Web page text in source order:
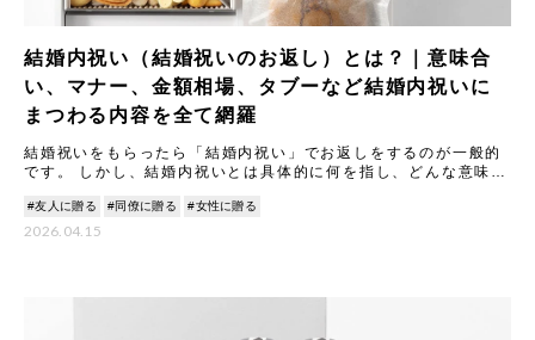
結婚内祝い（結婚祝いのお返し）とは？｜意味合
い、マナー、金額相場、タブーなど結婚内祝いに
まつわる内容を全て網羅
結婚祝いをもらったら「結婚内祝い」でお返しをするのが一般的
です。 しかし、結婚内祝いとは具体的に何を指し、どんな意味や
由
#友人に贈る #同僚に贈る #女性に贈る
2026.04.15